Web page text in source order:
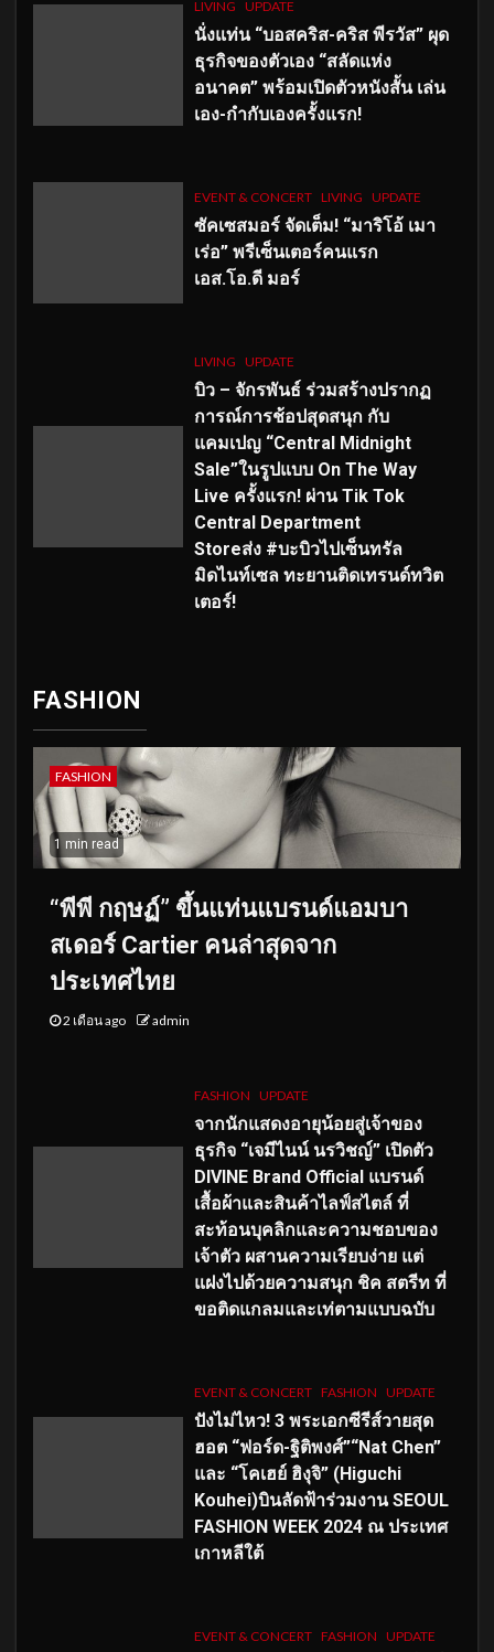
LIVING UPDATE
นั่งแท่น “บอสคริส-คริส พีรวัส” ผุด
ธุรกิจของตัวเอง “สลัดแห่ง
อนาคต” พร้อมเปิดตัวหนังสั้น เล่น
เอง-กำกับเองครั้งแรก!
EVENT & CONCERT LIVING UPDATE
ซัคเซสมอร์ จัดเต็ม! “มาริโอ้ เมา
เร่อ” พรีเซ็นเตอร์คนแรก
เอส.โอ.ดี มอร์
LIVING UPDATE
บิว – จักรพันธ์ ร่วมสร้างปรากฏ
การณ์การช้อปสุดสนุก กับ
แคมเปญ “Central Midnight
Sale”ในรูปแบบ On The Way
Live ครั้งแรก! ผ่าน Tik Tok
Central Department
Storeส่ง #บะบิวไปเซ็นทรัล
มิดไนท์เซล ทะยานติดเทรนด์ทวิต
เตอร์!
FASHION
FASHION
1 min read
“พีพี กฤษฏ์” ขึ้นแท่นแบรนด์แอมบา
สเดอร์ Cartier คนล่าสุดจาก
ประเทศไทย
2 เดือน ago admin
FASHION UPDATE
จากนักแสดงอายุน้อยสู่เจ้าของ
ธุรกิจ “เจมีไนน์ นรวิชญ์” เปิดตัว
DIVINE Brand Official แบรนด์
เสื้อผ้าและสินค้าไลฟ์สไตล์ ที่
สะท้อนบุคลิกและความชอบของ
เจ้าตัว ผสานความเรียบง่าย แต่
แฝงไปด้วยความสนุก ชิค สตรีท ที่
ขอติดแกลมและเท่ตามแบบฉบับ
EVENT & CONCERT FASHION UPDATE
ปังไม่ไหว! 3 พระเอกซีรีส์วายสุด
ฮอต “ฟอร์ด-ฐิติพงศ์”“Nat Chen”
และ “โคเฮย์ ฮิงุจิ” (Higuchi
Kouhei)บินลัดฟ้าร่วมงาน SEOUL
FASHION WEEK 2024 ณ ประเทศ
เกาหลีใต้
EVENT & CONCERT FASHION UPDATE